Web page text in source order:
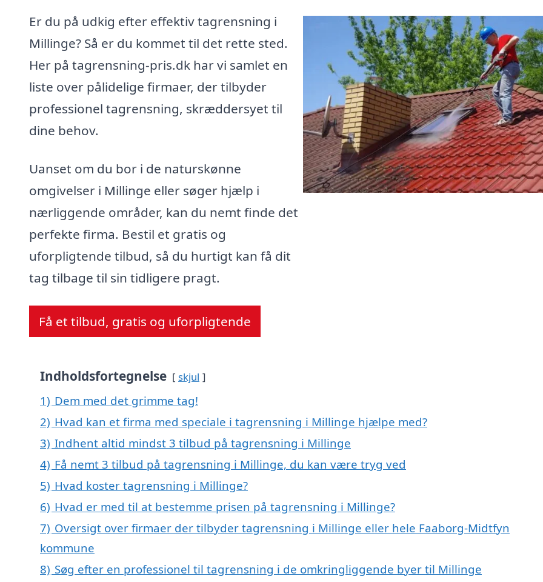
Er du på udkig efter effektiv tagrensning i
Millinge? Så er du kommet til det rette sted.
Her på tagrensning-pris.dk har vi samlet en
liste over pålidelige firmaer, der tilbyder
professionel tagrensning, skræddersyet til
dine behov.
Uanset om du bor i de naturskønne
omgivelser i Millinge eller søger hjælp i
nærliggende områder, kan du nemt finde det
perfekte firma. Bestil et gratis og
uforpligtende tilbud, så du hurtigt kan få dit
tag tilbage til sin tidligere pragt.
Få et tilbud, gratis og uforpligtende
Indholdsfortegnelse skjul
1) Dem med det grimme tag!
2) Hvad kan et firma med speciale i tagrensning i Millinge hjælpe med?
3) Indhent altid mindst 3 tilbud på tagrensning i Millinge
4) Få nemt 3 tilbud på tagrensning i Millinge, du kan være tryg ved
5) Hvad koster tagrensning i Millinge?
6) Hvad er med til at bestemme prisen på tagrensning i Millinge?
7) Oversigt over firmaer der tilbyder tagrensning i Millinge eller hele Faaborg-Midtfyn
kommune
8) Søg efter en professionel til tagrensning i de omkringliggende byer til Millinge